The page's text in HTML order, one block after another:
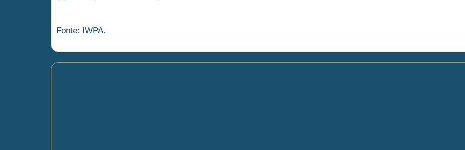
Fonte: IWPA.